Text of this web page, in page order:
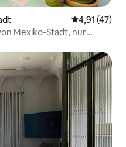
4,91 (47)
Mexiko-Stadt, nur